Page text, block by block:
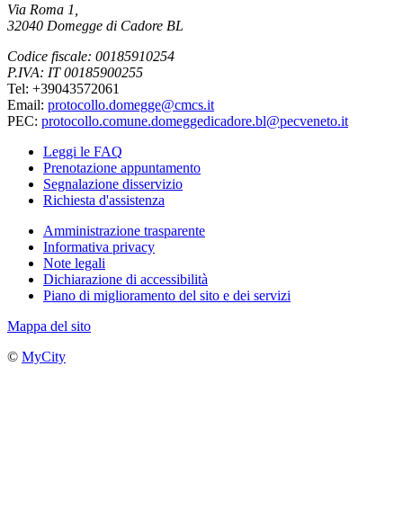
Via Roma 1,
32040 Domegge di Cadore BL
Codice fiscale: 00185910254
P.IVA: IT 00185900255
Tel: +39043572061
Email: protocollo.domegge@cmcs.it
PEC: protocollo.comune.domeggedicadore.bl@pecveneto.it
Leggi le FAQ
Prenotazione appuntamento
Segnalazione disservizio
Richiesta d'assistenza
Amministrazione trasparente
Informativa privacy
Note legali
Dichiarazione di accessibilità
Piano di miglioramento del sito e dei servizi
Mappa del sito
© MyCity